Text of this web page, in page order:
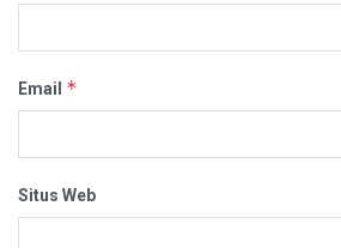
Email *
Situs Web